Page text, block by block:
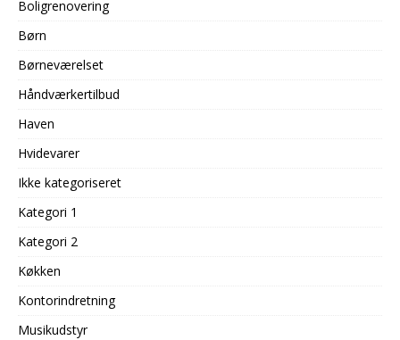
Boligrenovering
Børn
Børneværelset
Håndværkertilbud
Haven
Hvidevarer
Ikke kategoriseret
Kategori 1
Kategori 2
Køkken
Kontorindretning
Musikudstyr